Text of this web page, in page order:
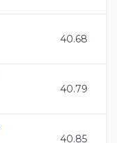
40.68
40.79
40.85